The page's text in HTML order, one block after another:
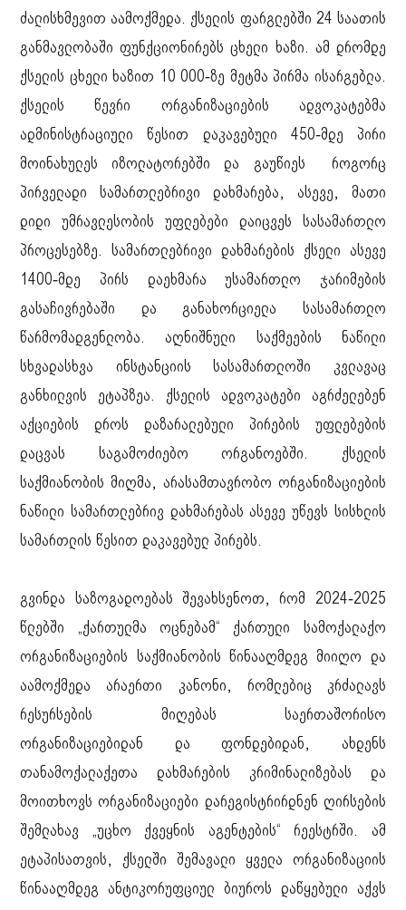
ძალისხმევით აამოქმედა. ქსელის ფარგლებში 24 საათის
განმავლობაში ფუნქციონირებს ცხელი ხაზი. ამ დრომდე
ქსელის ცხელი ხაზით 10 000-ზე მეტმა პირმა ისარგებლა.
ქსელის წევრი ორგანიზაციების ადვოკატებმა
ადმინისტრაციული წესით დაკავებული 450-მდე პირი
მოინახულეს იზოლატორებში და გაუწიეს როგორც
პირველადი სამართლებრივი დახმარება, ასევე, მათი
დიდი უმრავლესობის უფლებები დაიცვეს სასამართლო
პროცესებზე. სამართლებრივი დახმარების ქსელი ასევე
1400-მდე პირს დაეხმარა უსამართლო ჯარიმების
გასაჩივრებაში და განახორციელა სასამართლო
წარმომადგენლობა. აღნიშნული საქმეების ნაწილი
სხვადასხვა ინსტანციის სასამართლოში კვლავაც
განხილვის ეტაპზეა. ქსელის ადვოკატები აგრძელებენ
აქციების დროს დაზარალებული პირების უფლებების
დაცვას საგამოძიებო ორგანოებში. ქსელის
საქმიანობის მიღმა, არასამთავრობო ორგანიზაციების
ნაწილი სამართლებრივ დახმარებას ასევე უწევს სისხლის
სამართლის წესით დაკავებულ პირებს.
გვინდა საზოგადოებას შევახსენოთ, რომ 2024-2025
წლებში „ქართულმა ოცნებამ“ ქართული სამოქალაქო
ორგანიზაციების საქმიანობის წინააღმდეგ მიიღო და
აამოქმედა არაერთი კანონი, რომლებიც კრძალავს
რესურსების მიღებას საერთაშორისო
ორგანიზაციებიდან და ფონდებიდან, ახდენს
თანამოქალაქეთა დახმარების კრიმინალიზებას და
მოითხოვს ორგანიზაციები დარეგისტრირდნენ ღირსების
შემლახავ „უცხო ქვეყნის აგენტების“ რეესტრში. ამ
ეტაპისათვის, ქსელში შემავალი ყველა ორგანიზაციის
წინააღმდეგ ანტიკორუფციულ ბიუროს დაწყებული აქვს